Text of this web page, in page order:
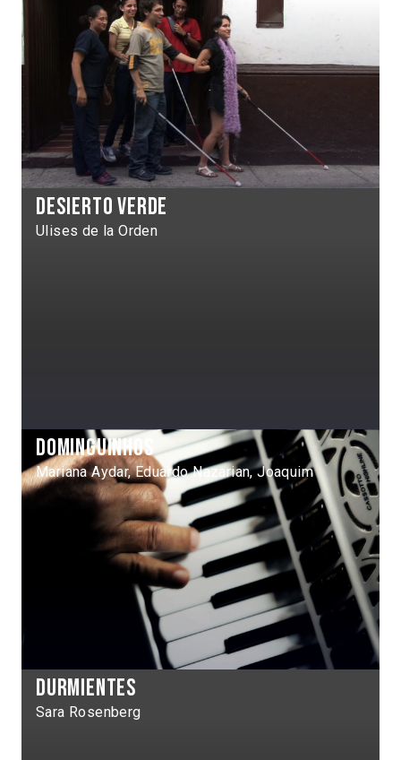
Desierto verde
Ulises de la Orden
Dominguinhos
Mariana Aydar, Eduardo Nazarian, Joaquim
Durmientes
Sara Rosenberg